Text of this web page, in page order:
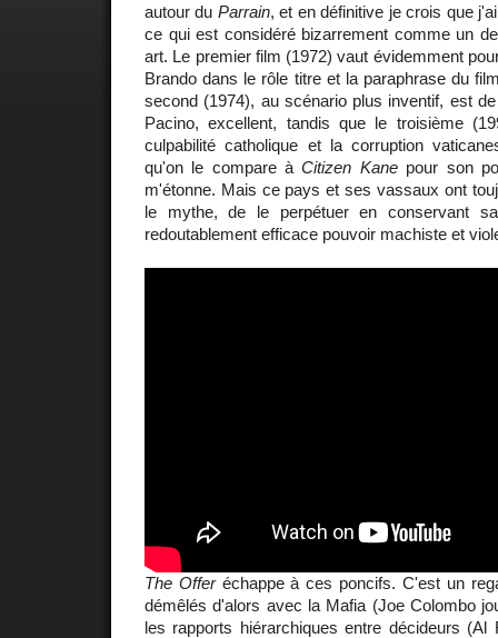
autour du Parrain, et en définitive je crois que
ce qui est considéré bizarrement comme un
art. Le premier film (1972) vaut évidemment
Brando dans le rôle titre et la paraphrase du
second (1974), au scénario plus inventif, est
Pacino, excellent, tandis que le troisième
culpabilité catholique et la corruption
qu'on le compare àCitizen Kanepour son
m'étonne. Mais ce pays et ses vassaux ont
le mythe, de le perpétuer en conservant
redoutablement efficace pouvoir machiste et
The Offeréchappe à ces poncifs. C'est un
démêlés d'alors avec la Mafia (Joe Colombo
les rapports hiérarchiques entre décideurs (Al